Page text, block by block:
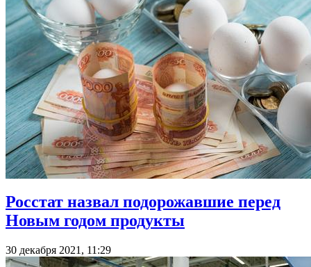
Росстат назвал подорожавшие перед
Новым годом продукты
30 декабря 2021, 11:29